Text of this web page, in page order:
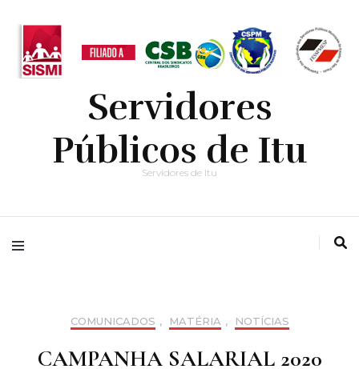
Servidores
Públicos de Itu
Servidores de Itu
COMUNICADOS , MATÉRIA , NOTÍCIAS
CAMPANHA SALARIAL 2020